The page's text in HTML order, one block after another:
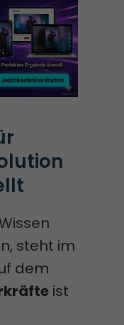
steht im
dem
ist